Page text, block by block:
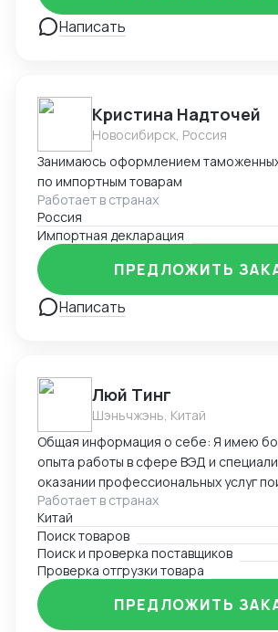
поиском и заказом брендовых
и других товаров. Также организую
продукции.
Написать
Кристина Надточей
Новосибирск, Россия
Занимаюсь оформлением
по импортным товарам
Работает в странах
Россия
Импортная декларация
Написать
ПРЕДЛОЖИТЬ
Люй Тинг
Шэньчжэнь, Китай
Общая информация о себе: Я имею
опыта работы в сфере ВЭД и
оказании профессиональных услуг
поставщиков и проверке отгрузки в
и знания в области ВЭД позволяют
справляться с различными задачами,
международной торговлей. Я
достижению высоких результатов,
клиентам надежность, точность и
Заказывая мои услуги, клиенты
Работает в странах
Китай
Поиск товаров
Поиск и проверка поставщиков
Проверка отгрузки товара
ПРЕДЛОЖИТЬ